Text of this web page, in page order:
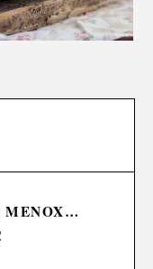
MENOX…